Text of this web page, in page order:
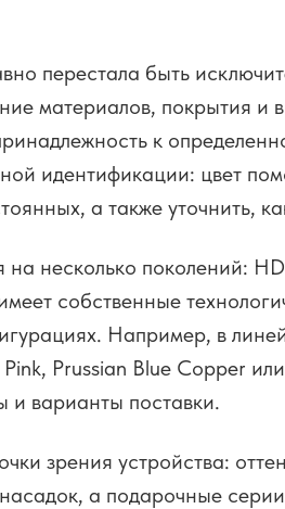
перестала быть
материалов, покрытия и
к
идентификации: цвет
а также уточнить,
несколько поколений:
собственные
Например, в
Prussian Blue Copper
и варианты поставки.
зрения устройства:
а подарочные